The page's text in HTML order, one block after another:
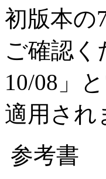
初版本の
ご確認く
10/08」
適用され
参考書